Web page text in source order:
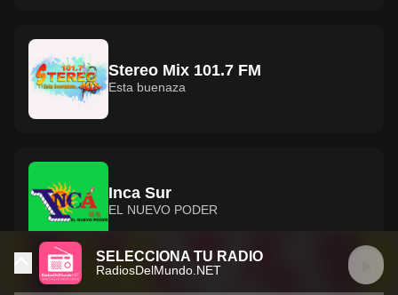
Stereo Mix 101.7 FM
Esta buenaza
Inca Sur
EL NUEVO PODER
SELECCIONA TU RADIO
RadiosDelMundo.NET